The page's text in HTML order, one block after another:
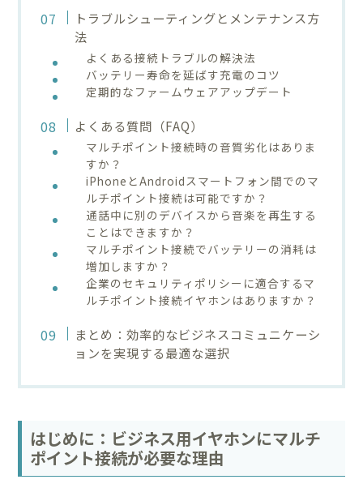
トラブルシューティングとメンテナンス方
法
よくある接続トラブルの解決法
バッテリー寿命を延ばす充電のコツ
定期的なファームウェアアップデート
よくある質問（FAQ）
マルチポイント接続時の音質劣化はありま
すか？
iPhoneとAndroidスマートフォン間でのマ
ルチポイント接続は可能ですか？
通話中に別のデバイスから音楽を再生する
ことはできますか？
マルチポイント接続でバッテリーの消耗は
増加しますか？
企業のセキュリティポリシーに適合するマ
ルチポイント接続イヤホンはありますか？
まとめ：効率的なビジネスコミュニケーシ
ョンを実現する最適な選択
はじめに：ビジネス用イヤホンにマルチ
ポイント接続が必要な理由